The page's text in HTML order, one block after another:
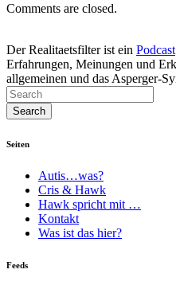
Comments are closed.
Der Realitaetsfilter ist ein Podcast
Erfahrungen, Meinungen und
allgemeinen und das Asperger-
Seiten
Autis…was?
Cris & Hawk
Hawk spricht mit …
Kontakt
Was ist das hier?
Feeds